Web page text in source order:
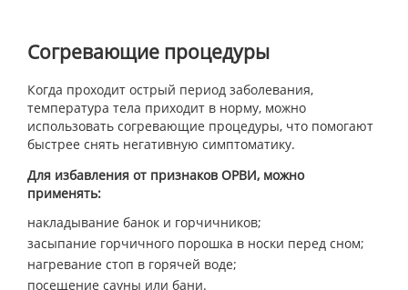
Согревающие процедуры
Когда проходит острый период заболевания,
температура тела приходит в норму, можно
использовать согревающие процедуры, что помогают
быстрее снять негативную симптоматику.
Для избавления от признаков ОРВИ, можно
применять:
накладывание банок и горчичников;
засыпание горчичного порошка в носки перед сном;
нагревание стоп в горячей воде;
посещение сауны или бани.